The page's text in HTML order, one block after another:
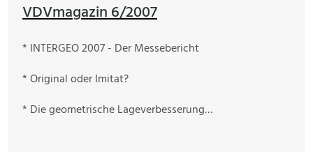
VDVmagazin 6/2007
* INTERGEO 2007 - Der Messebericht
* Original oder Imitat?
* Die geometrische Lageverbesserung…